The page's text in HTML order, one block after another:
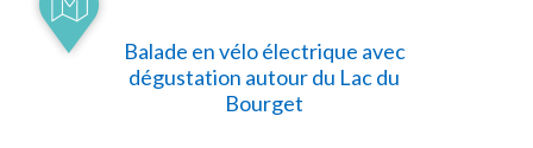
Balade en vélo électrique avec
dégustation autour du Lac du
Bourget